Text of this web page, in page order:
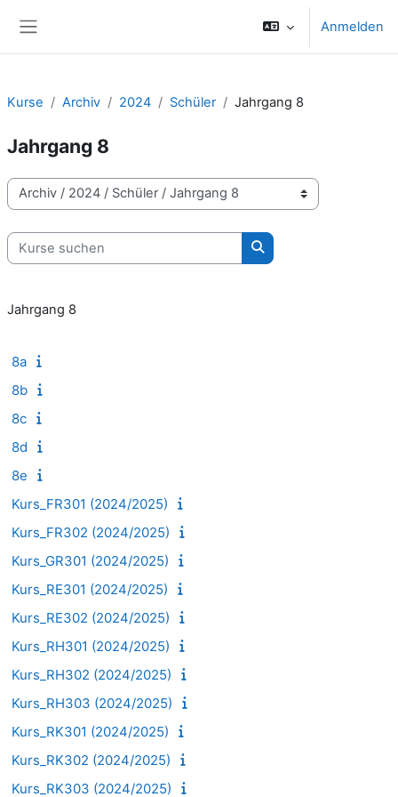
Anmelden
Kurse Archiv 2024 Schüler Jahrgang 8
Jahrgang 8
Kursbereiche
Kurse suchen
Kurse suchen
Jahrgang 8
8a
8b
8c
8d
8e
Kurs_FR301 (2024/2025)
Kurs_FR302 (2024/2025)
Kurs_GR301 (2024/2025)
Kurs_RE301 (2024/2025)
Kurs_RE302 (2024/2025)
Kurs_RH301 (2024/2025)
Kurs_RH302 (2024/2025)
Kurs_RH303 (2024/2025)
Kurs_RK301 (2024/2025)
Kurs_RK302 (2024/2025)
Kurs_RK303 (2024/2025)